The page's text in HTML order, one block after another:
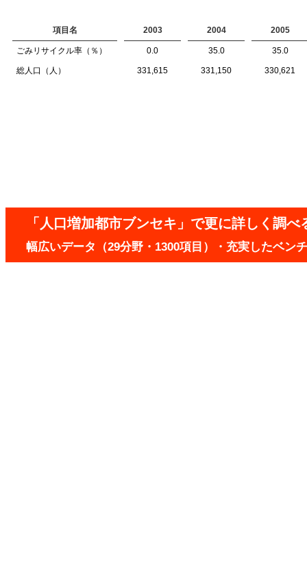
項目名 2003 2004 2005
ごみリサイクル率（％） 0.0 35.0 35.0
総人口（人） 331,615 331,150 330,621
「人口増加都市ブンセキ」で更に詳しく調べ
幅広いデータ（29分野・1300項目）・充実したベン